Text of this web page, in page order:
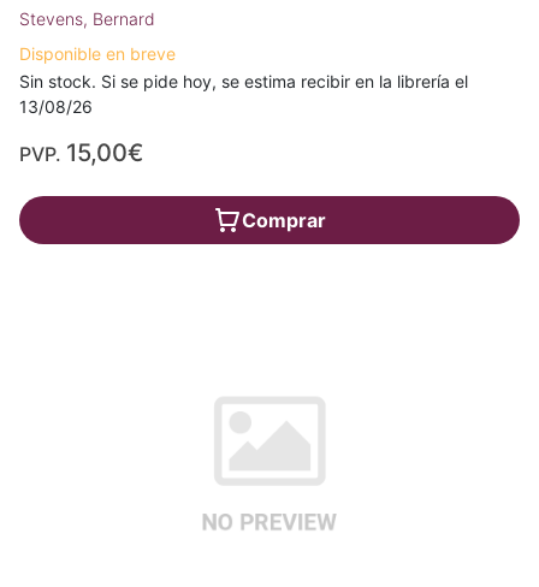
Stevens, Bernard
Disponible en breve
Sin stock. Si se pide hoy, se estima recibir en la librería el
13/08/26
PVP. 15,00€
Comprar